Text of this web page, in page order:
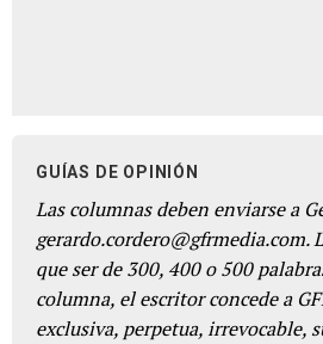
GUÍAS DE OPINIÓN
Las columnas deben enviarse a
gerardo.cordero@gfrmedia.com.
que ser de 300, 400 o 500
columna, el escritor concede a
exclusiva, perpetua, irrevocable,